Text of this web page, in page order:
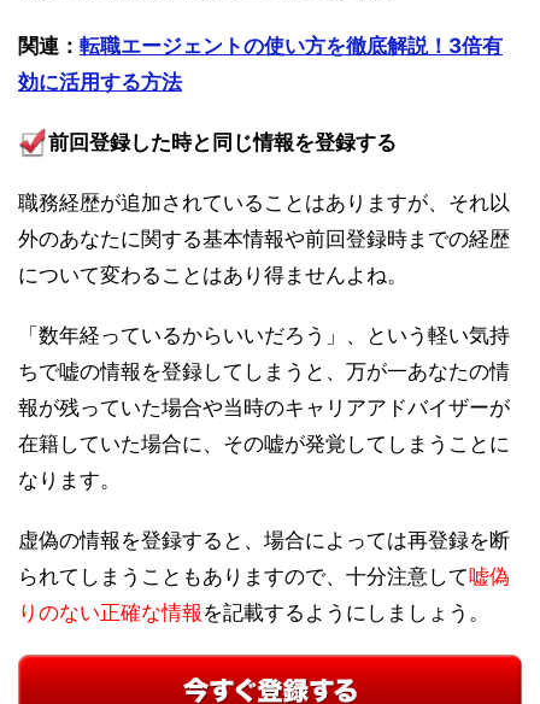
関連： 転職エージェントの使い方を徹底解説！3倍有
効に活用する方法
前回登録した時と同じ情報を登録する
職務経歴が追加されていることはありますが、それ以
外のあなたに関する基本情報や前回登録時までの経歴
について変わることはあり得ませんよね。
「数年経っているからいいだろう」、という軽い気持
ちで嘘の情報を登録してしまうと、万が一あなたの情
報が残っていた場合や当時のキャリアアドバイザーが
在籍していた場合に、その嘘が発覚してしまうことに
なります。
虚偽の情報を登録すると、場合によっては再登録を断
られてしまうこともありますので、十分注意して嘘偽
りのない正確な情報 を記載するようにしましょう。